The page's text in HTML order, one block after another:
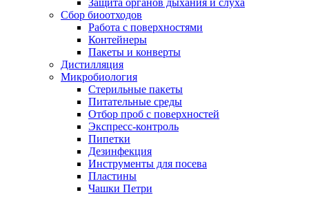
Защита органов дыхания и слуха
Сбор биоотходов
Работа с поверхностями
Контейнеры
Пакеты и конверты
Дистилляция
Микробиология
Стерильные пакеты
Питательные среды
Отбор проб с поверхностей
Экспресс-контроль
Пипетки
Дезинфекция
Инструменты для посева
Пластины
Чашки Петри